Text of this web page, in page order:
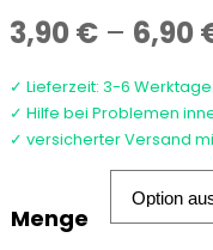
3,90 € – 6,90
✓ Lieferzeit: 3-6 Werktage.
✓ Hilfe bei Problemen
✓ versicherter Versand
Menge